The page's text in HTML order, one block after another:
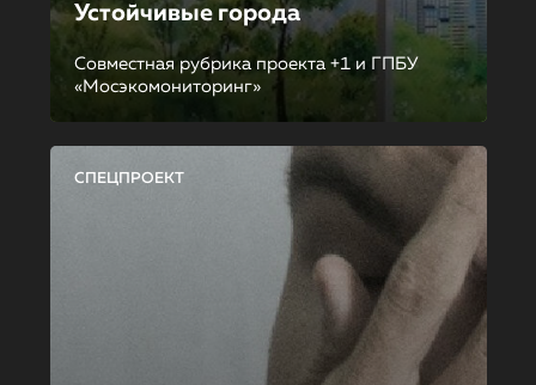
Устойчивые города
Совместная рубрика проекта +1 и ГПБУ
«Мосэкомониторинг»
СПЕЦПРОЕКТ